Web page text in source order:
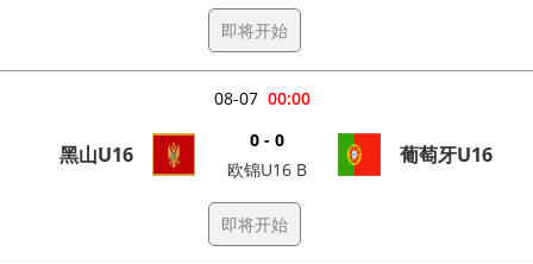
即将开始
00:00
08-07
黑山U16
0 - 0
欧锦U16 B
葡萄牙U16
即将开始